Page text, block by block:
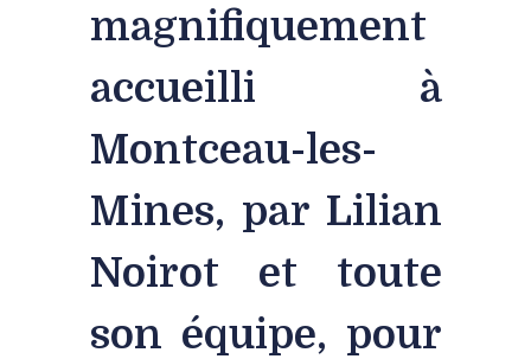
magnifiquement
accueilli à
Montceau-les-
Mines, par Lilian
Noirot et toute
son équipe, pour